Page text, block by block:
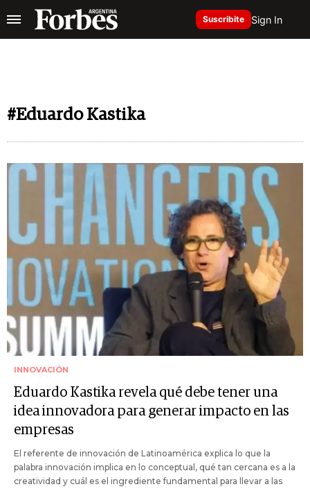
Suscribite Sign In
#Eduardo Kastika
INNOVACIÓN
Eduardo Kastika revela qué debe tener una
idea innovadora para generar impacto en las
empresas
El referente de innovación de Latinoamérica explica lo que la
palabra innovación implica en lo conceptual, qué tan cercana es a la
creatividad y cuál es el ingrediente fundamental para llevar a las